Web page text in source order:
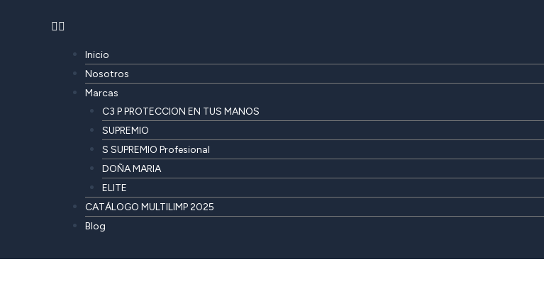
Inicio
Nosotros
Marcas
C3 P PROTECCION EN TUS MANOS
SUPREMIO
S SUPREMIO Profesional
DOÑA MARIA
ELITE
CATÁLOGO MULTILIMP 2025
Blog